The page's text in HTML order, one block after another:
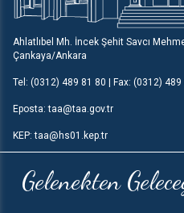
Ahlatlıbel Mh. İncek Şehit Savcı
Çankaya/Ankara
Tel: (0312) 489 81 80 | Fax: (0312) 489
Eposta: taa@taa.gov.tr
KEP: taa@hs01.kep.tr
Gelenekten